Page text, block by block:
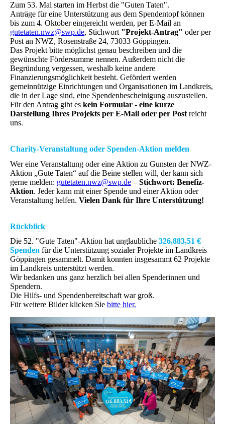
Zum 53. Mal starten im Herbst die "Guten Taten".
Anträge für eine Unterstützung aus dem Spendentopf können
bis zum 4. Oktober eingereicht werden, per E-Mail an
gutetaten.nwz@swp.de, Stichwort "Projekt-Antrag" oder per
Post an NWZ, Rosenstraße 24, 73033 Göppingen.
Das Projekt bitte möglichst genau beschreiben und die
gewünschte Fördersumme nennen. Außerdem nicht die
Begründung vergessen, weshalb keine andere
Finanzierungsmöglichkeit besteht. Gefördert werden
gemeinnützige Einrichtungen und Organisationen im Landkreis,
die in der Lage sind, eine Spendenbescheinigung auszustellen.
Für den Antrag gibt es kein Formular - eine kurze
Darstellung Ihres Projekts per E-Mail oder per Post reicht
uns.
Charity-Veranstaltung oder Spenden-Aktion melden
Wer eine Veranstaltung oder eine Aktion zu Gunsten der NWZ-
Aktion „Gute Taten“ auf die Beine stellen will, der kann sich
gerne melden: gutetaten.nwz@swp.de – Stichwort: Benefiz-
Aktion. Jeder kann mit einer Spende und einer Aktion oder
Veranstaltung helfen. Vielen Dank für Ihre Unterstützung!
Rückblick
Die 52. "Gute Taten"-Aktion hat unglaubliche 326,883,51 €
Spenden für die Unterstützung sozialer Projekte im Landkreis
Göppingen gesammelt. Damit konnten insgesammt 62 Projekte
im Landkreis unterstützt werden.
Wir bedanken uns ganz herzlich bei allen Spenderinnen und
Spendern.
Die Hilfs- und Spendenbereitschaft war groß.
Für weitere Bilder klicken Sie bitte hier.